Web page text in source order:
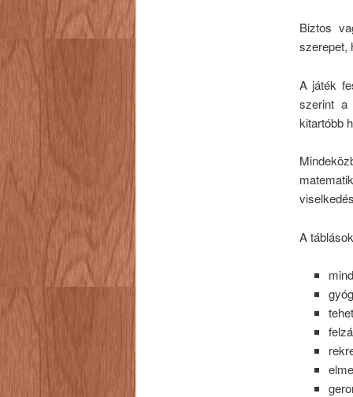
Biztos
szerepet,
A játék
szerint a
kitartóbb
A